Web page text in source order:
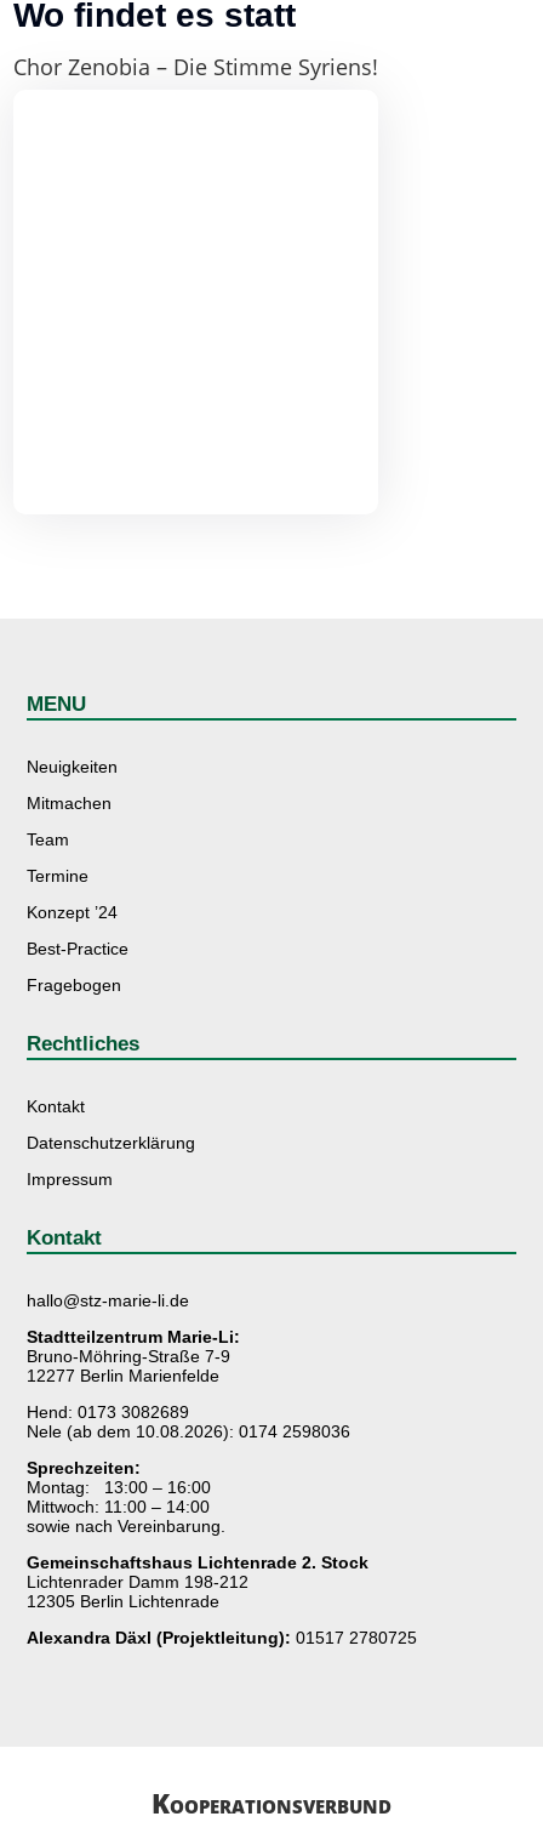
Wo findet es statt
Chor Zenobia – Die Stimme Syriens!
MENU
Neuigkeiten
Mitmachen
Team
Termine
Konzept ’24
Best-Practice
Fragebogen
Rechtliches
Kontakt
Datenschutzerklärung
Impressum
Kontakt
hallo@stz-marie-li.de
Stadtteilzentrum Marie-Li:
Bruno-Möhring-Straße 7-9
12277 Berlin Marienfelde
Hend: 0173 3082689
Nele (ab dem 10.08.2026): 0174 2598036
Sprechzeiten:
Montag: 13:00 – 16:00
Mittwoch: 11:00 – 14:00
sowie nach Vereinbarung.
Gemeinschaftshaus Lichtenrade 2. Stock
Lichtenrader Damm 198-212
12305 Berlin Lichtenrade
Alexandra Däxl (Projektleitung):01517 2780725
Kooperations­­verbund